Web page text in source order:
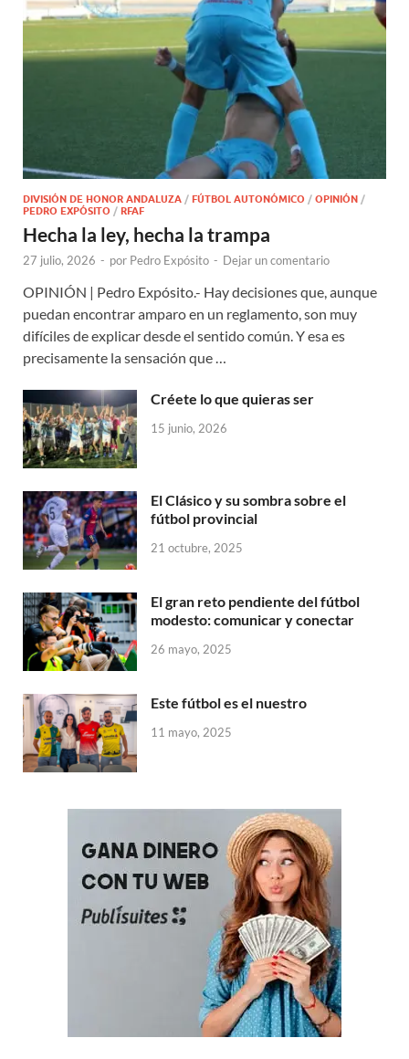
DIVISIÓN DE HONOR ANDALUZA / FÚTBOL AUTONÓMICO / OPINIÓN /
PEDRO EXPÓSITO / RFAF
Hecha la ley, hecha la trampa
27 julio, 2026 - por Pedro Expósito - Dejar un comentario
OPINIÓN | Pedro Expósito.- Hay decisiones que, aunque
puedan encontrar amparo en un reglamento, son muy
difíciles de explicar desde el sentido común. Y esa es
precisamente la sensación que …
Créete lo que quieras ser
15 junio, 2026
El Clásico y su sombra sobre el
fútbol provincial
21 octubre, 2025
El gran reto pendiente del fútbol
modesto: comunicar y conectar
26 mayo, 2025
Este fútbol es el nuestro
11 mayo, 2025